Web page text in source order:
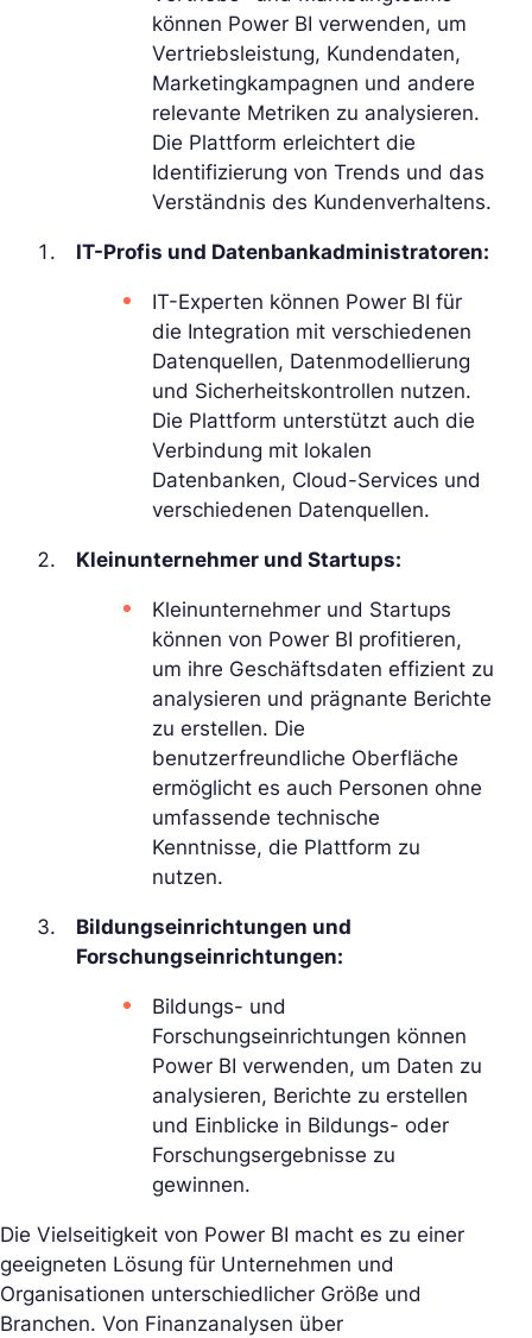
können Power BI verwenden, um
Vertriebsleistung, Kundendaten,
Marketingkampagnen und andere
relevante Metriken zu analysieren.
Die Plattform erleichtert die
Identifizierung von Trends und das
Verständnis des Kundenverhaltens.
IT-Profis und Datenbankadministratoren:
IT-Experten können Power BI für
die Integration mit verschiedenen
Datenquellen, Datenmodellierung
und Sicherheitskontrollen nutzen.
Die Plattform unterstützt auch die
Verbindung mit lokalen
Datenbanken, Cloud-Services und
verschiedenen Datenquellen.
Kleinunternehmer und Startups:
Kleinunternehmer und Startups
können von Power BI profitieren,
um ihre Geschäftsdaten effizient zu
analysieren und prägnante Berichte
zu erstellen. Die
benutzerfreundliche Oberfläche
ermöglicht es auch Personen ohne
umfassende technische
Kenntnisse, die Plattform zu
nutzen.
Bildungseinrichtungen und
Forschungseinrichtungen:
Bildungs- und
Forschungseinrichtungen können
Power BI verwenden, um Daten zu
analysieren, Berichte zu erstellen
und Einblicke in Bildungs- oder
Forschungsergebnisse zu
gewinnen.
Die Vielseitigkeit von Power BI macht es zu einer
geeigneten Lösung für Unternehmen und
Organisationen unterschiedlicher Größe und
Branchen. Von Finanzanalysen über